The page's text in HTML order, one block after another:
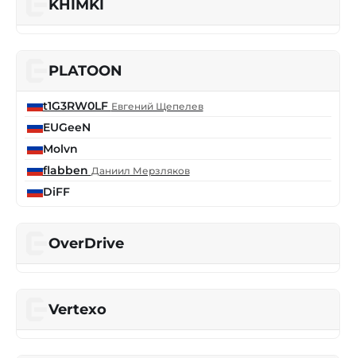
KHIMKI
PLATOON
t1G3RW0LF Евгений Щепелев
EUGeeN
Molvn
flabben Даниил Мерзляков
DiFF
OverDrive
Vertexo